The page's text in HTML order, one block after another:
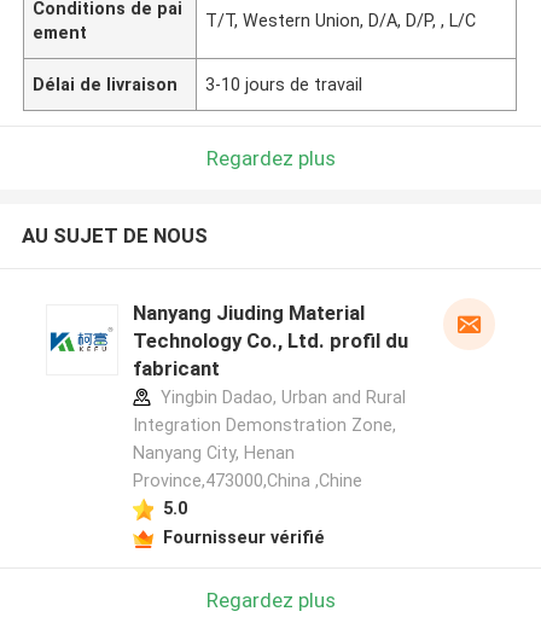
Conditions de pai
ement
T/T, Western Union, D/A, D/P, , L/C
Délai de livraison 3-10 jours de travail
Regardez plus
AU SUJET DE NOUS
Nanyang Jiuding Material
Technology Co., Ltd. profil du
fabricant
Yingbin Dadao, Urban and Rural
Integration Demonstration Zone,
Nanyang City, Henan
Province,473000,China ,Chine
5.0
Fournisseur vérifié
Regardez plus